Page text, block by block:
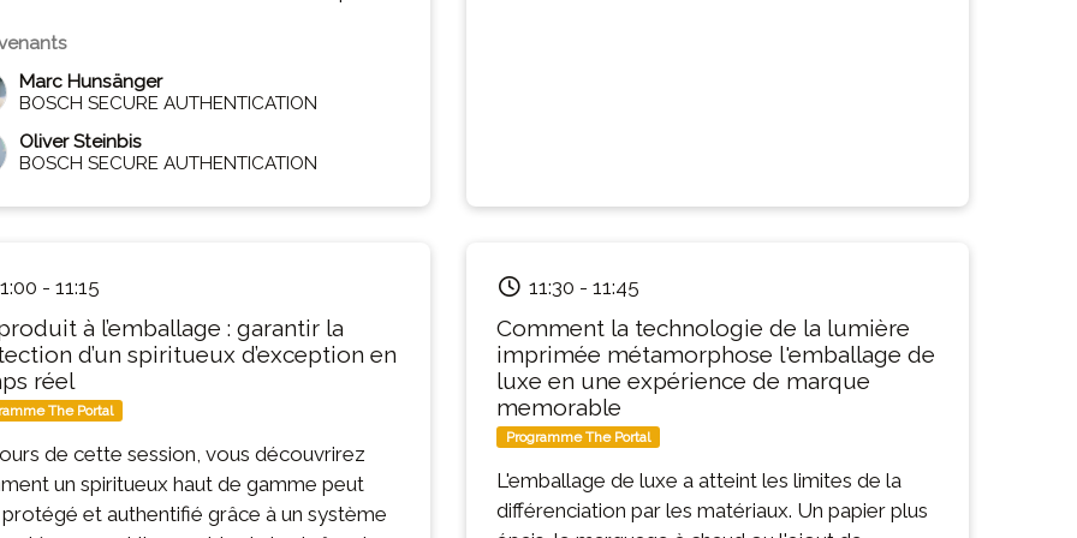
leur approche « Integrated, Not
» (« intégré, non ajouté ») et montrent
une protection anticontrefaçon
est directement intégrée aux matériaux
et aux designs imprimés standard,
en modifier l’apparence. Oliver Steinbis et
artificielle sont combinées de
et d’authentifier efficacement, de
invisible, des produits haut de gamme.
Marc Hunsänger
BOSCH SECURE AUTHENTICATION
Oliver Steinbis
BOSCH SECURE AUTHENTICATION
- 11:15
à l’emballage : garantir la
d’un spiritueux d’exception en
réel
The Portal
de cette session, vous découvrirez
un spiritueux haut de gamme peut
et authentifié grâce à un système
11:30 - 11:45
Comment la technologie de la lumière
imprimée métamorphose l'emballage de
luxe en une expérience de marque
memorable
Programme The Portal
L'emballage de luxe a atteint les limites de la
différenciation par les matériaux. Un papier plus